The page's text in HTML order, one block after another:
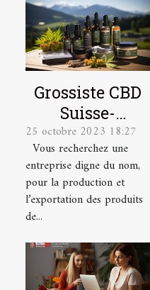
Grossiste CBD
Suisse-
Producteur &
Exportateur
25 octobre 2023 18:27
Vous recherchez une
entreprise digne du nom,
pour la production et
l’exportation des produits
de...